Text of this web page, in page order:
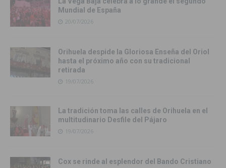
Mundial de España
20/07/2026
Orihuela despide la Gloriosa Enseña del Oriol
hasta el próximo año con su tradicional
retirada
19/07/2026
La tradición toma las calles de Orihuela en el
multitudinario Desfile del Pájaro
19/07/2026
Cox se rinde al esplendor del Bando Cristiano